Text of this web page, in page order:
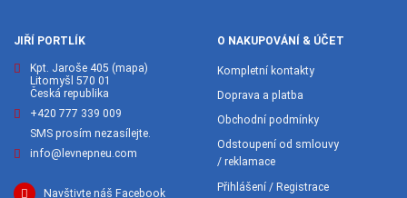
JIŘÍ PORTLÍK
Kpt. Jaroše 405 (mapa)
Litomyšl 570 01
Česká republika
+420 777 339 009
SMS prosím nezasílejte.
info@levnepneu.com
Navštivte náš Facebook
O NAKUPOVÁNÍ & ÚČET
Kompletní kontakty
Doprava a platba
Obchodní podmínky
Odstoupení od smlouvy
/ reklamace
Přihlášení / Registrace